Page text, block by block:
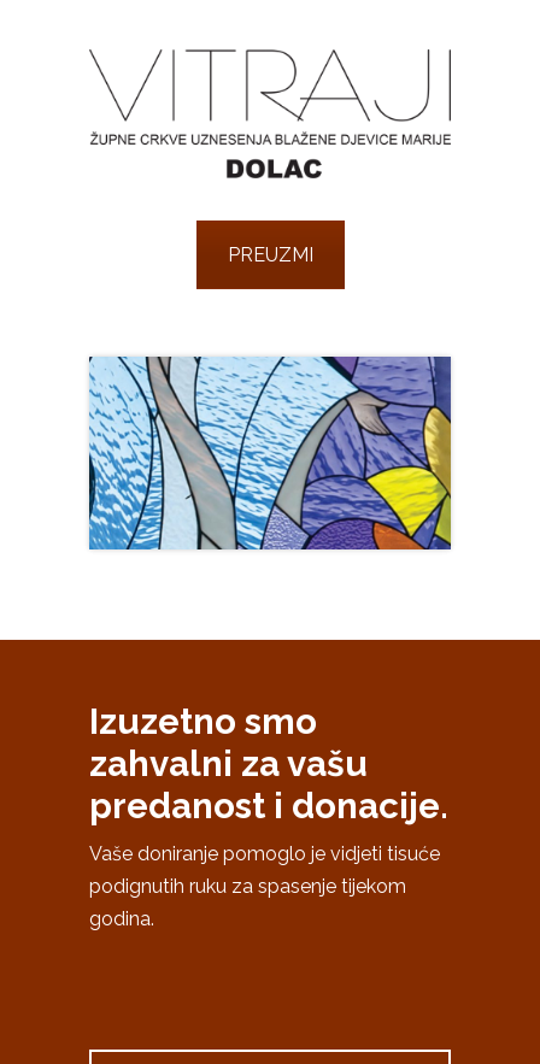
PREUZMI
Izuzetno smo
zahvalni za vašu
predanost i donacije.
Vaše doniranje pomoglo je vidjeti tisuće
podignutih ruku za spasenje tijekom
godina.